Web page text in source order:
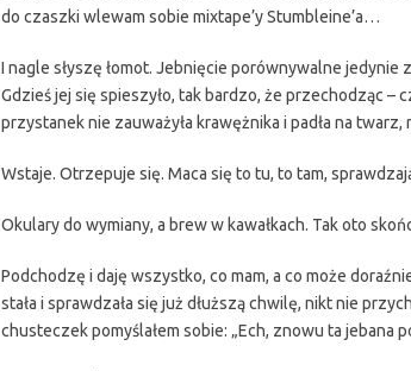
do czaszki wlewam sobie mixtape’y Stumbleine’a…
I nagle słyszę łomot. Jebnięcie porównywalne
Gdzieś jej się spieszyło, tak bardzo, że przechodząc –
przystanek nie zauważyła krawężnika i padła na
Wstaje. Otrzepuje się. Maca się to tu, to tam,
Okulary do wymiany, a brew w kawałkach. Tak oto
Podchodzę i daję wszystko, co mam, a co może
stała i sprawdzała się już dłuższą chwilę, nikt nie
chusteczek pomyślałem sobie: „Ech, znowu ta jebana